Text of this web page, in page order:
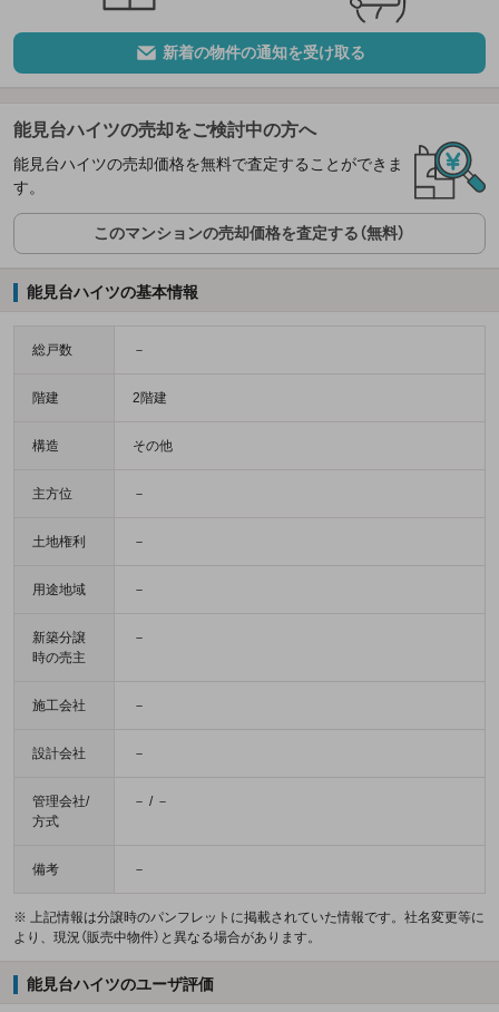
新着の物件の通知を受け取る
能見台ハイツの売却をご検討中の方へ
能見台ハイツの売却価格を無料で査定することができま
す。
このマンションの売却価格を査定する（無料）
能見台ハイツの基本情報
総戸数 －
階建 2階建
構造 その他
主方位 －
土地権利 －
用途地域 －
新築分譲
時の売主
－
施工会社 －
設計会社 －
管理会社/
方式
－ / －
備考 －
※ 上記情報は分譲時のパンフレットに掲載されていた情報です。社名変更等に
より、現況（販売中物件）と異なる場合があります。
能見台ハイツのユーザ評価